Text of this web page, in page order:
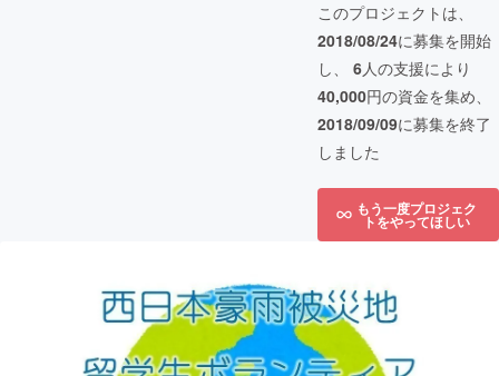
このプロジェクトは、
2018/08/24に募集を開始
し、 6人の支援により
40,000円の資金を集め、
2018/09/09に募集を終了
しました
もう一度プロジェク
トをやってほしい